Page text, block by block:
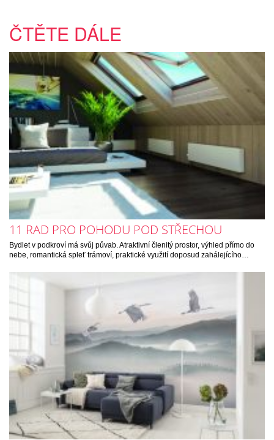
ČTĚTE DÁLE
11 RAD PRO POHODU POD STŘECHOU
Bydlet v podkroví má svůj půvab. Atraktivní členitý prostor, výhled přímo do
nebe, romantická spleť trámoví, praktické využití doposud zahálejícího…